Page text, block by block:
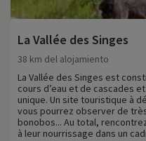
La Vallée des Singes
38 km del alojamiento
La Vallée des Singes est
cours d’eau et de cascades
unique. Un site touristique à
vous pourrez observer de
bonobos... Au total,
à leur nourrissage dans un